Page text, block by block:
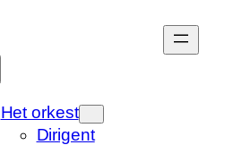
Het orkest
Dirigent